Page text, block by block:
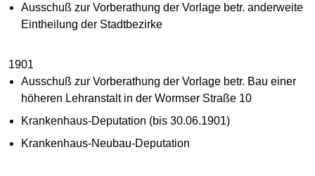
Ausschuß zur Vorberathung der Vorlage betr. anderweite
Eintheilung der Stadtbezirke
1901
Ausschuß zur Vorberathung der Vorlage betr. Bau einer
höheren Lehranstalt in der Wormser Straße 10
Krankenhaus-Deputation (bis 30.06.1901)
Krankenhaus-Neubau-Deputation